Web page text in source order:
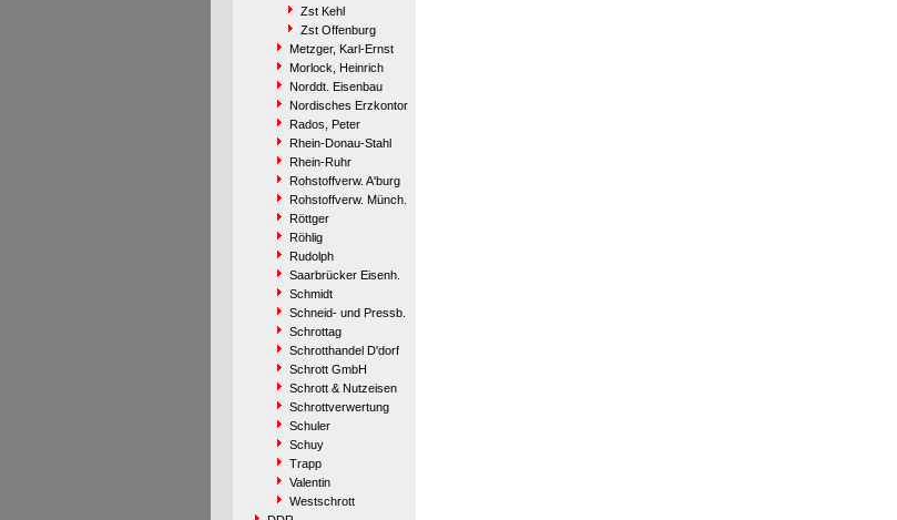
Zst Kehl
Zst Offenburg
Metzger, Karl-Ernst
Morlock, Heinrich
Norddt. Eisenbau
Nordisches Erzkontor
Rados, Peter
Rhein-Donau-Stahl
Rhein-Ruhr
Rohstoffverw. A'burg
Rohstoffverw. Münch.
Röttger
Röhlig
Rudolph
Saarbrücker Eisenh.
Schmidt
Schneid- und Pressb.
Schrottag
Schrotthandel D'dorf
Schrott GmbH
Schrott & Nutzeisen
Schrottverwertung
Schuler
Schuy
Trapp
Valentin
Westschrott